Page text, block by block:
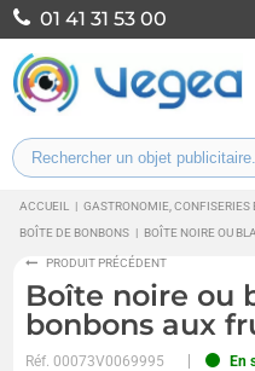
01 41 31 53 00
ACCUEIL | GASTRONOMIE, CONFISERIES
BOÎTE DE BONBONS | BOÎTE NOIRE OU
PRODUIT PRÉCÉDENT
Boîte noire ou
bonbons aux
Réf.00073V0069995 En